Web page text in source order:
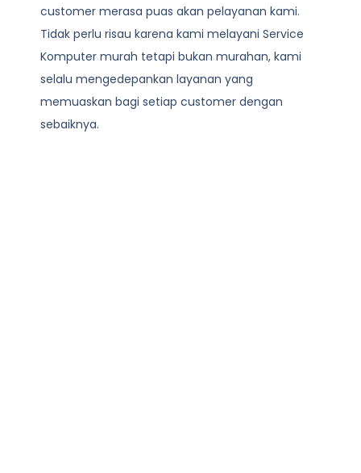
customer merasa puas akan pelayanan kami.
Tidak perlu risau karena kami melayani Service
Komputer murah tetapi bukan murahan, kami
selalu mengedepankan layanan yang
memuaskan bagi setiap customer dengan
sebaiknya.